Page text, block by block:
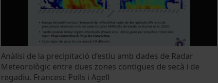
Anàlisi de la precipitació d’estiu amb dades de Radar
Meteorològic entre dues zones contigües de secà i de
regadiu. Francesc Polls i Agell